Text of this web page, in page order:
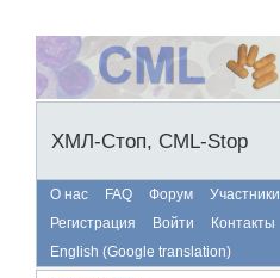
ХМЛ-Стоп, CML-Stop
О нас FAQ Форум Участники
Регистрация
Войти
Контакты
English (Google translation)